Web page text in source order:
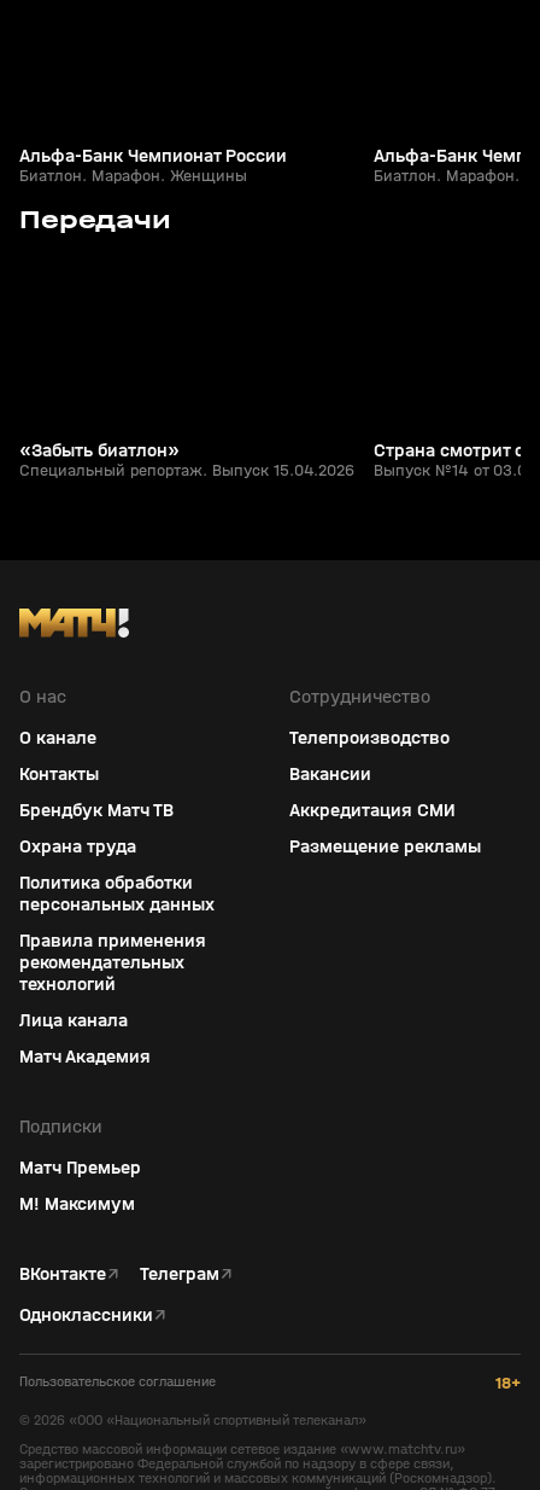
Альфа-Банк Чемпионат России
Биатлон. Марафон. Женщины
Альфа-Банк
Биатлон. Марафон.
Передачи
15 апр, 13:09
«Забыть биатлон»
Специальный репортаж. Выпуск 15.04.2026
Страна смотрит
Выпуск №14 от
О нас
О канале
Контакты
Брендбук Матч ТВ
Охрана труда
Политика обработки
персональных данных
Правила применения
рекомендательных
технологий
Лица канала
Матч Академия
Сотрудничество
Телепроизводство
Вакансии
Аккредитация СМИ
Размещение рекламы
Подписки
Матч Премьер
М! Максимум
ВКонтакте↗ Телеграм↗
Одноклассники↗
Пользовательское соглашение 18+
© 2026 «ООО «Национальный спортивный телеканал»
Средство массовой информации сетевое издание «www.matchtv.ru»
зарегистрировано Федеральной службой по надзору в сфере связи,
информационных технологий и массовых коммуникаций (Роскомнадзор).